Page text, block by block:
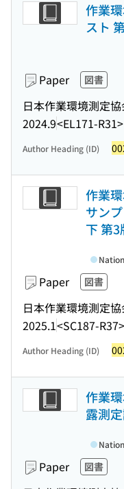
作業
スト
Paper 図書
日本作業環境測定
2024.9<EL171-R31>
Author Heading (ID)
作業
サン
下 第3
Paper 図書
日本作業環境測定
2025.1<SC187-R37>
Author Heading (ID)
作業
露測
Paper 図書